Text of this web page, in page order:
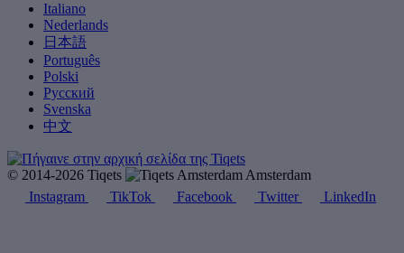
Italiano
Nederlands
日本語
Português
Polski
Русский
Svenska
中文
© 2014-2026 Tiqets
Amsterdam
Instagram
TikTok Facebook Twitter LinkedIn